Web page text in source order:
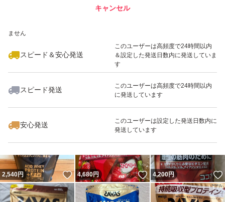
ません
スピード＆安心発送
このユーザーは高頻度で24時間以内
＆設定した発送日数内に発送していま
す
スピード発送
このユーザーは高頻度で24時間以内
に発送しています
安心発送
このユーザーは設定した発送日数内に
発送しています
キャンセル
いいね！
4,680
2,540円 いいね！
4,680円 いいね！
4,200円